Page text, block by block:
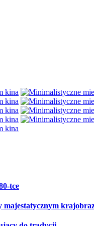
tce
majestatycznym